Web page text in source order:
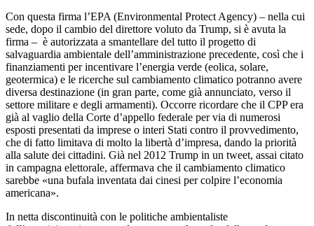
Con questa firma l’EPA (Environmental Protect Agency) – nella cui
sede, dopo il cambio del direttore voluto da Trump, si è avuta la
firma – è autorizzata a smantellare del tutto il progetto di
salvaguardia ambientale dell’amministrazione precedente, così che i
finanziamenti per incentivare l’energia verde (eolica, solare,
geotermica) e le ricerche sul cambiamento climatico potranno avere
diversa destinazione (in gran parte, come già annunciato, verso il
settore militare e degli armamenti). Occorre ricordare che il CPP era
già al vaglio della Corte d’appello federale per via di numerosi
esposti presentati da imprese o interi Stati contro il provvedimento,
che di fatto limitava di molto la libertà d’impresa, dando la priorità
alla salute dei cittadini. Già nel 2012 Trump in un tweet, assai citato
in campagna elettorale, affermava che il cambiamento climatico
sarebbe «una bufala inventata dai cinesi per colpire l’economia
americana».
In netta discontinuità con le politiche ambientaliste